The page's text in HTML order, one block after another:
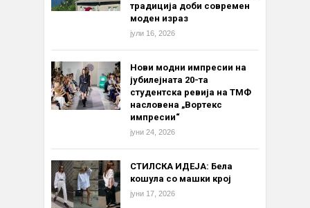
традиција доби современ
моден израз
јули 16, 2026
Нови модни импресии на
јубилејната 20-та
студентска ревија на ТМФ
насловена „Вортекс
импресии“
јуни 24, 2026
СТИЛСКА ИДЕЈА: Бела
кошула со машки крој
јуни 17, 2026